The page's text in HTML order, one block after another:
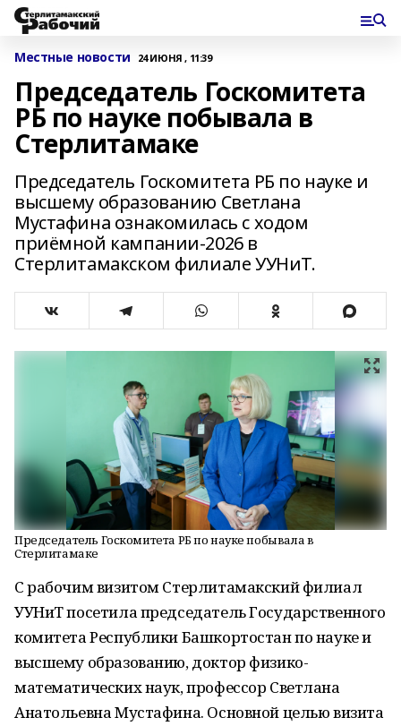
Местные новости 24 ИЮНЯ , 11:39
Председатель Госкомитета
РБ по науке побывала в
Стерлитамаке
Председатель Госкомитета РБ по науке и
высшему образованию Светлана
Мустафина ознакомилась с ходом
приёмной кампании-2026 в
Стерлитамакском филиале УУНиТ.
Председатель Госкомитета РБ по науке побывала в
Стерлитамаке
С рабочим визитом Стерлитамакский филиал
УУНиТ посетила председатель Государственного
комитета Республики Башкортостан по науке и
высшему образованию, доктор физико-
математических наук, профессор Светлана
Анатольевна Мустафина. Основной целью визита